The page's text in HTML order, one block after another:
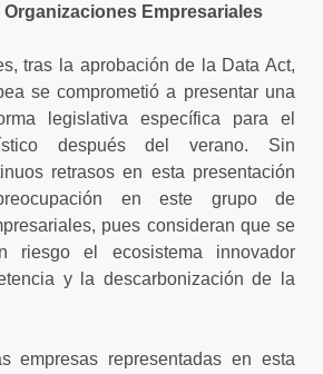
Organizaciones Empresariales
tras la aprobación de la Data Act,
se comprometió a presentar una
legislativa específica para el
después del verano. Sin
retrasos en esta presentación
en este grupo de
pues consideran que se
riesgo el ecosistema innovador
y la descarbonización de la
empresas representadas en esta